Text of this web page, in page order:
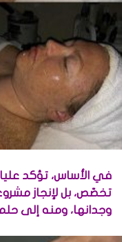
في الأساس، تؤكد
تخصّص، بل لإنجاز
وجدانها، ومنه إلى